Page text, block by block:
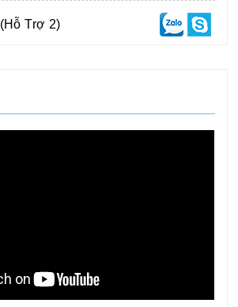
(Hỗ Trợ 2)